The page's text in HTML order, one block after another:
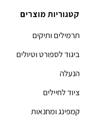
קטגוריות מוצרים
תרמילים ותיקים
ביגוד לספורט וטיולים
הנעלה
ציוד לחיילים
קמפינג ומחנאות